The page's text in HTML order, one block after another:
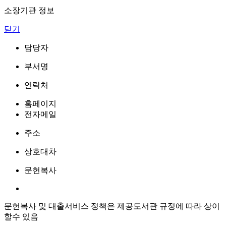
소장기관 정보
닫기
담당자
부서명
연락처
홈페이지
전자메일
주소
상호대차
문헌복사
문헌복사 및 대출서비스 정책은 제공도서관 규정에 따라 상이
할수 있음